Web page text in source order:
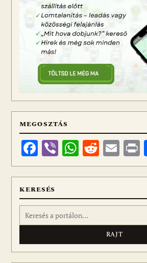
MEGOSZTÁS
Facebook
Viber Reddit
KERESÉS
Keresés: